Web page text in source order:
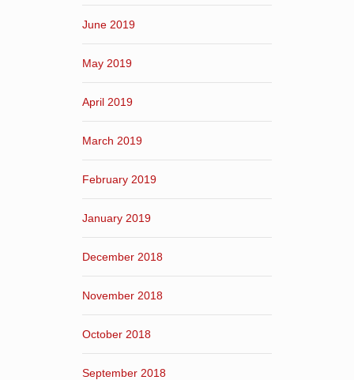
June 2019
May 2019
April 2019
March 2019
February 2019
January 2019
December 2018
November 2018
October 2018
September 2018